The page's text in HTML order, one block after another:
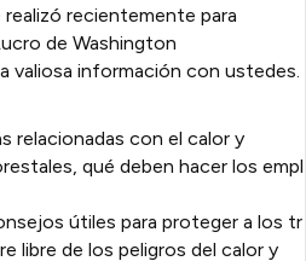
recientemente para
de Washington
valiosa información con ustedes.
relacionadas con el calor y
qué deben hacer los empl
útiles para proteger a los tr
libre de los peligros del calor y